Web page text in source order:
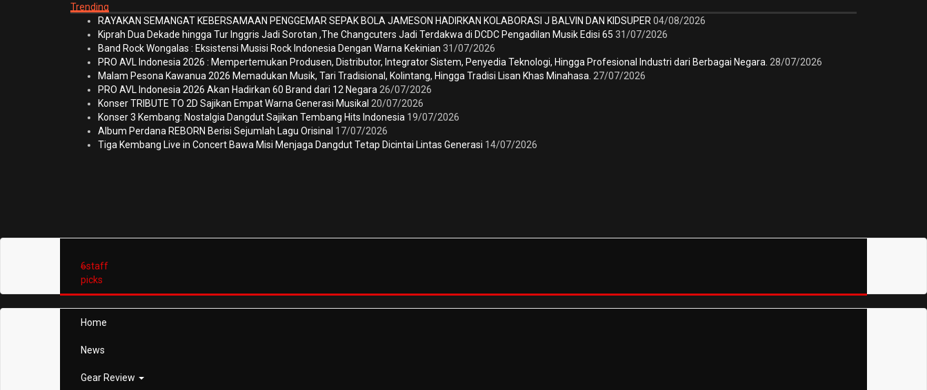
Trending
RAYAKAN SEMANGAT KEBERSAMAAN PENGGEMAR SEPAK BOLA JAMESON HADIRKAN KOLABORASI J BALVIN DAN KIDSUPER 04/08/2026
Kiprah Dua Dekade hingga Tur Inggris Jadi Sorotan ,The Changcuters Jadi Terdakwa di DCDC Pengadilan Musik Edisi 65 31/07/2026
Band Rock Wongalas : Eksistensi Musisi Rock Indonesia Dengan Warna Kekinian 31/07/2026
PRO AVL Indonesia 2026 : Mempertemukan Produsen, Distributor, Integrator Sistem, Penyedia Teknologi, Hingga Profesional Industri dari Berbagai Negara. 28/07/2026
Malam Pesona Kawanua 2026 Memadukan Musik, Tari Tradisional, Kolintang, Hingga Tradisi Lisan Khas Minahasa. 27/07/2026
PRO AVL Indonesia 2026 Akan Hadirkan 60 Brand dari 12 Negara 26/07/2026
Konser TRIBUTE TO 2D Sajikan Empat Warna Generasi Musikal 20/07/2026
Konser 3 Kembang: Nostalgia Dangdut Sajikan Tembang Hits Indonesia 19/07/2026
Album Perdana REBORN Berisi Sejumlah Lagu Orisinal 17/07/2026
Tiga Kembang Live in Concert Bawa Misi Menjaga Dangdut Tetap Dicintai Lintas Generasi 14/07/2026
6staff
picks
Home
News
Gear Review